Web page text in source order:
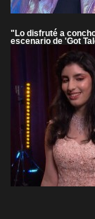
"Lo disfruté a
escenario de 'Got